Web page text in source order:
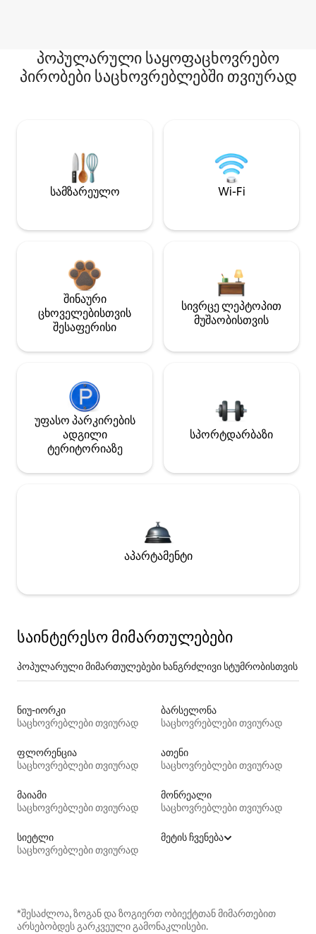
პოპულარული საყოფაცხოვრებო
პირობები საცხოვრებლებში თვიურად
სამზარეულო Wi-Fi
შინაური
ცხოველებისთვის
შესაფერისი
სივრცე ლეპტოპით
მუშაობისთვის
უფასო პარკირების
ადგილი
ტერიტორიაზე
სპორტდარბაზი
აპარტამენტი
საინტერესო მიმართულებები
პოპულარული მიმართულებები ხანგრძლივი სტუმრობისთვის
ნიუ-იორკი
საცხოვრებლები თვიურად
ბარსელონა
საცხოვრებლები თვიურად
ფლორენცია
საცხოვრებლები თვიურად
ათენი
საცხოვრებლები თვიურად
მაიამი
საცხოვრებლები თვიურად
მონრეალი
საცხოვრებლები თვიურად
სიეტლი
საცხოვრებლები თვიურად
მეტის ჩვენება
*შესაძლოა, ზოგან და ზოგიერთ ობიექტთან მიმართებით
არსებობდეს გარკვეული გამონაკლისები.